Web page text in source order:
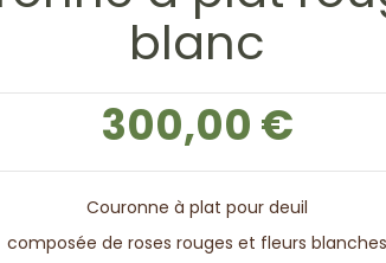
blanc
300,00 €
Couronne à plat pour deuil
composée de roses rouges et fleurs blanches